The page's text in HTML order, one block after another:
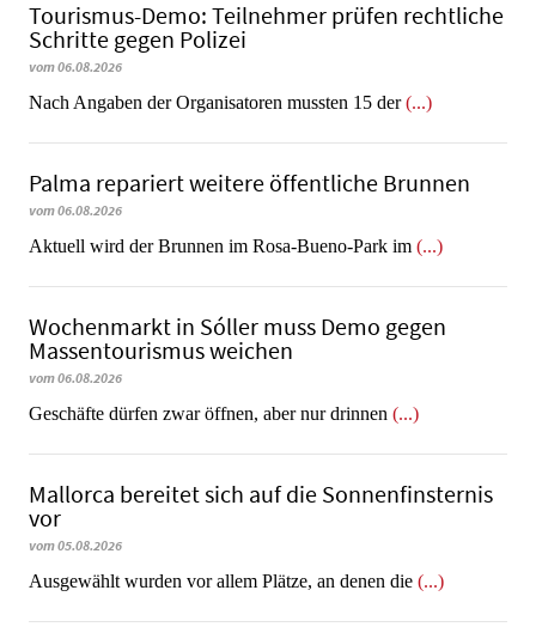
Tourismus-Demo: Teilnehmer prüfen rechtliche
Schritte gegen Polizei
vom 06.08.2026
Nach Angaben der Organisatoren mussten 15 der(...)
Palma repariert weitere öffentliche Brunnen
vom 06.08.2026
Aktuell wird der Brunnen im Rosa-Bueno-Park im (...)
Wochenmarkt in Sóller muss Demo gegen
Massentourismus weichen
vom 06.08.2026
Geschäfte dürfen zwar öffnen, aber nur drinnen (...)
Mallorca bereitet sich auf die Sonnenfinsternis
vor
vom 05.08.2026
Ausgewählt wurden vor allem Plätze, an denen die (...)